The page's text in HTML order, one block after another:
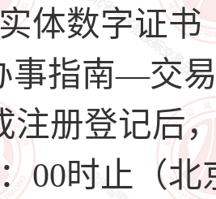
体数字证
指南—交
注册登记后
00时止（